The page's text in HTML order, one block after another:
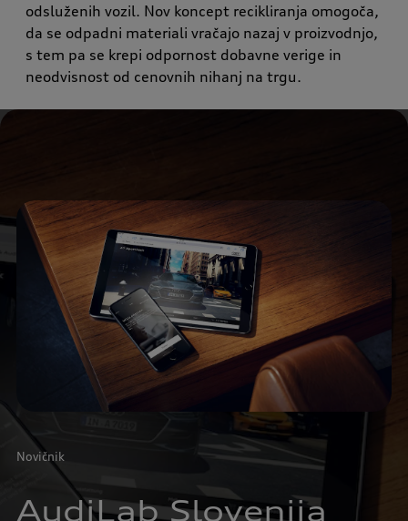
odsluženih vozil. Nov koncept recikliranja omogoča,
da se odpadni materiali vračajo nazaj v proizvodnjo,
s tem pa se krepi odpornost dobavne verige in
neodvisnost od cenovnih nihanj na trgu.
Novičnik
AudiLab Slovenija